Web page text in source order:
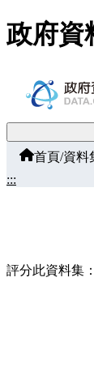
跳至主要內容
政府資
首頁/資料
:::
評分此資料集：